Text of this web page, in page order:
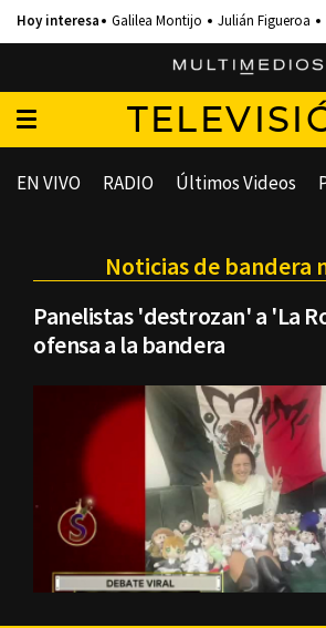
Galilea Montijo Julián Figueroa
EN VIVO RADIO Últimos Videos
Noticias de bandera
Panelistas 'destrozan' a 'La
ofensa a la bandera